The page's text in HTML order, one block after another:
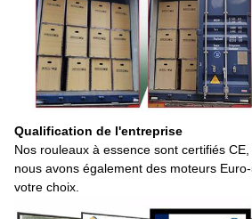
Qualification de l'entreprise
Nos rouleaux à essence sont certifiés
nous avons également des moteurs
votre choix.